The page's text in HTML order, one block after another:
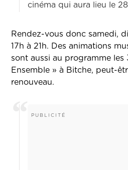
cinéma qui aura lieu le
Rendez-vous donc samedi,
17h à 21h. Des animations
sont aussi au programme les
Ensemble » à Bitche, peut-
renouveau.